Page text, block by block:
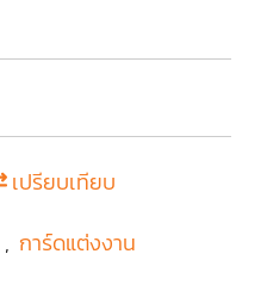
เปรียบเทียบ
, การ์ดแต่งงาน